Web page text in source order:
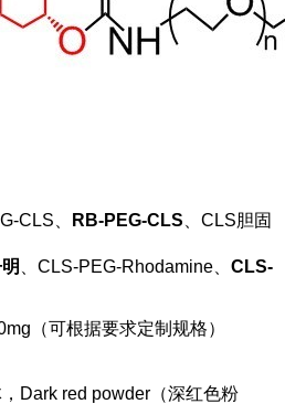
CLS、
RB-PEG-CLS 、CLS胆固
、CLS-PEG-Rhodamine、 CLS-
（可根据要求定制规格）
Dark red powder（深红色粉